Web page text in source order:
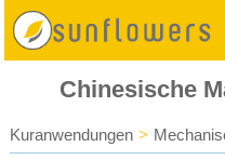
Chinesische
Kuranwendungen >